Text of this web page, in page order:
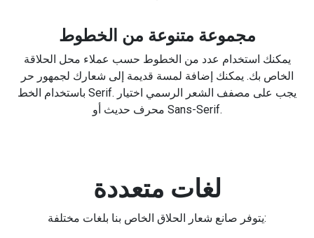
مجموعة متنوعة من الخطوط
يمكنك استخدام عدد من الخطوط حسب عملاء محل الحلاقة
الخاص بك. يمكنك إضافة لمسة قديمة إلى شعارك لجمهور حر
باستخدام الخط Serif. يجب على مصفف الشعر الرسمي اختيار
محرف حديث أو Sans-Serif.
لغات متعددة
يتوفر صانع شعار الحلاق الخاص بنا بلغات مختلفة: